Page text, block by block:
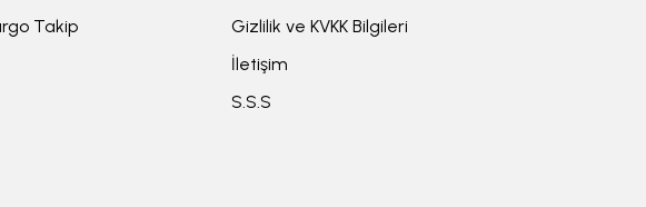
Takip
Gizlilik ve KVKK Bilgileri
İletişim
S.S.S